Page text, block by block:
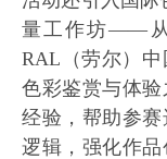
量工作坊——从
RAL（劳尔）
色彩鉴赏与体
经验，帮助参
逻辑，强化作